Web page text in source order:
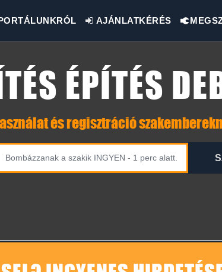
AJÁNLATKÉRÉS
ÉPÍTÉS
és regisztráció